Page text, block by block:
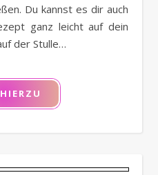
Du kannst es dir auch
ganz leicht auf dein
der Stulle…